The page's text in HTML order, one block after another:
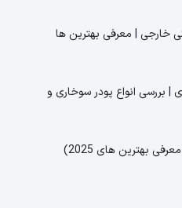
خارجی | معرفی بهترین ها
| بررسی انواع پودر سوخاری و
بهترین‌ های 2025)